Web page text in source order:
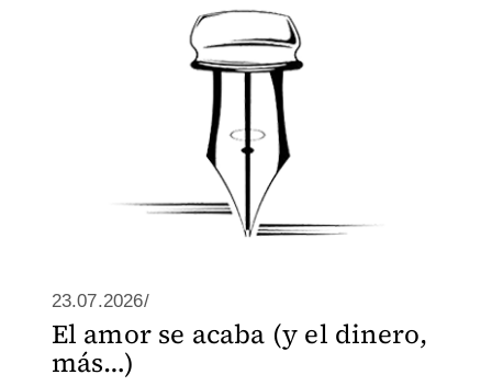
23.07.2026/
El amor se acaba (y el dinero,
más…)